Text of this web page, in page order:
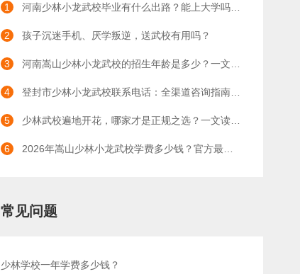
1
2 孩子沉迷手机、厌学叛逆，送武校有用吗？
3
4
5
6
常见问题
少林学校一年学费多少钱？